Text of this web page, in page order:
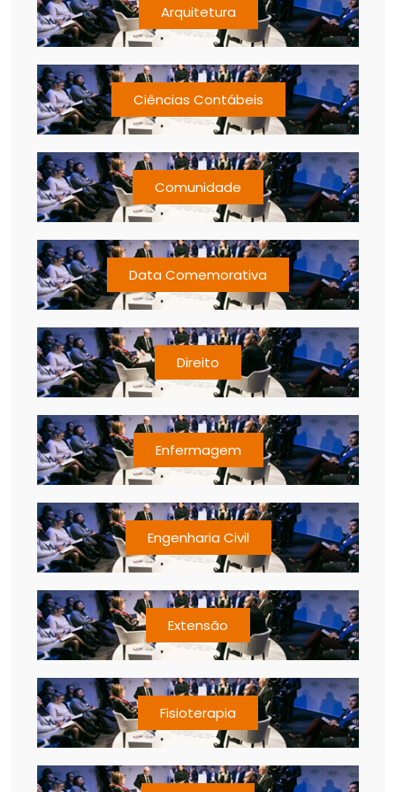
Arquitetura
Ciências Contábeis
Comunidade
Data Comemorativa
Direito
Enfermagem
Engenharia Civil
Extensão
Fisioterapia